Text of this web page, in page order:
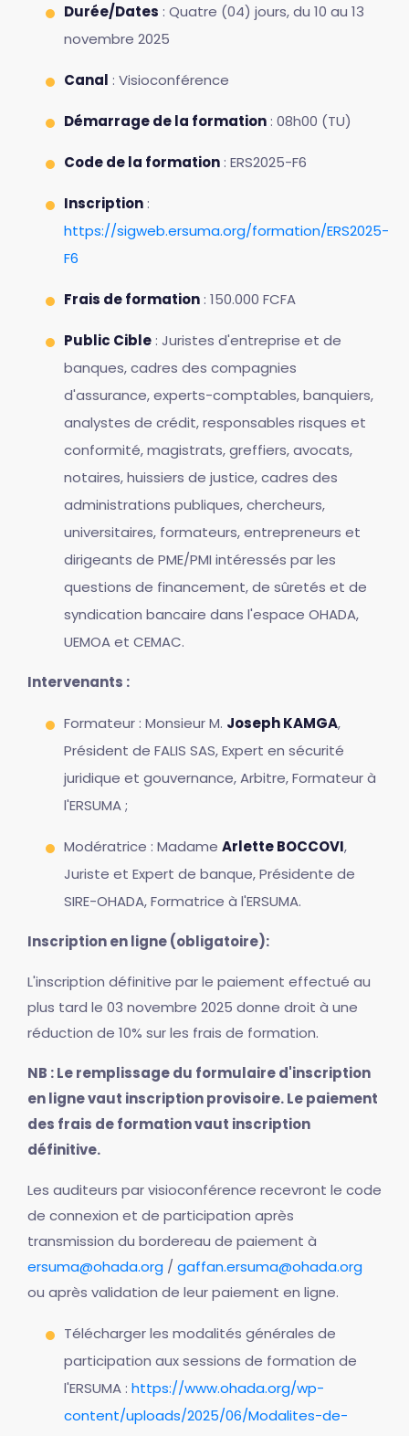
Durée/Dates : Quatre (04) jours, du 10 au 13
novembre 2025
Canal : Visioconférence
Démarrage de la formation : 08h00 (TU)
Code de la formation : ERS2025-F6
Inscription :
https://sigweb.ersuma.org/formation/ERS2025-
F6
Frais de formation : 150.000 FCFA
Public Cible : Juristes d'entreprise et de
banques, cadres des compagnies
d'assurance, experts-comptables, banquiers,
analystes de crédit, responsables risques et
conformité, magistrats, greffiers, avocats,
notaires, huissiers de justice, cadres des
administrations publiques, chercheurs,
universitaires, formateurs, entrepreneurs et
dirigeants de PME/PMI intéressés par les
questions de financement, de sûretés et de
syndication bancaire dans l'espace OHADA,
UEMOA et CEMAC.
Intervenants :
Formateur : Monsieur M. Joseph KAMGA,
Président de FALIS SAS, Expert en sécurité
juridique et gouvernance, Arbitre, Formateur à
l'ERSUMA ;
Modératrice : Madame Arlette BOCCOVI,
Juriste et Expert de banque, Présidente de
SIRE-OHADA, Formatrice à l'ERSUMA.
Inscription en ligne (obligatoire):
L'inscription définitive par le paiement effectué au
plus tard le 03 novembre 2025 donne droit à une
réduction de 10% sur les frais de formation.
NB : Le remplissage du formulaire d'inscription
en ligne vaut inscription provisoire. Le paiement
des frais de formation vaut inscription
définitive.
Les auditeurs par visioconférence recevront le code
de connexion et de participation après
transmission du bordereau de paiement à
ersuma@ohada.org / gaffan.ersuma@ohada.org
ou après validation de leur paiement en ligne.
Télécharger les modalités générales de
participation aux sessions de formation de
l'ERSUMA : https://www.ohada.org/wp-
content/uploads/2025/06/Modalites-de-